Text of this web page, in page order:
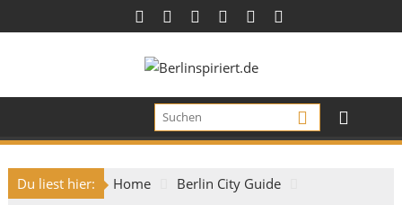
to
Du liest hier: Home
Berlin City Guide